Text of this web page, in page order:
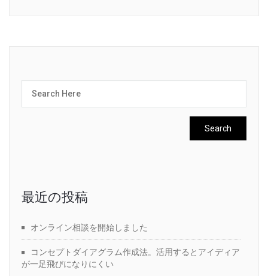
最近の投稿
オンライン相談を開始しました
コンセプトダイアグラム作成法。活用するとアイディア
が一足飛びになりにくい